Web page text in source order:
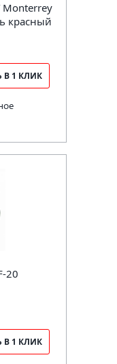
Monterrey
красный
В 1 КЛИК
20
В 1 КЛИК